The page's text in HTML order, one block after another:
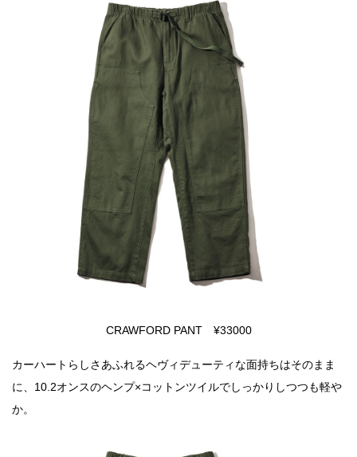
CRAWFORD PANT ¥33000
カーハートらしさあふれるヘヴィデューティな面持ちはそのまま
に、10.2オンスのヘンプ×コットンツイルでしっかりしつつも軽や
か。